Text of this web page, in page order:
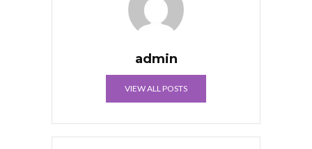
admin
VIEW ALL POSTS